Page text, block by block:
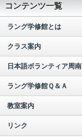
コンテンツ一覧
ラング学修館とは
クラス案内
日本語ボランティア周南
ラング学修館Ｑ＆Ａ
教室案内
リンク